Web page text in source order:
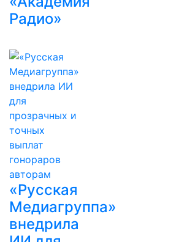
Радио»
«Русская
Медиагруппа»
внедрила